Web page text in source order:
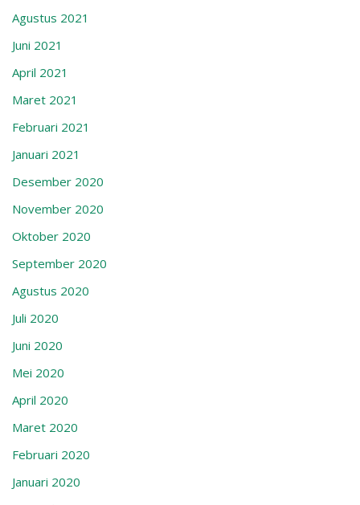
Agustus 2021
Juni 2021
April 2021
Maret 2021
Februari 2021
Januari 2021
Desember 2020
November 2020
Oktober 2020
September 2020
Agustus 2020
Juli 2020
Juni 2020
Mei 2020
April 2020
Maret 2020
Februari 2020
Januari 2020